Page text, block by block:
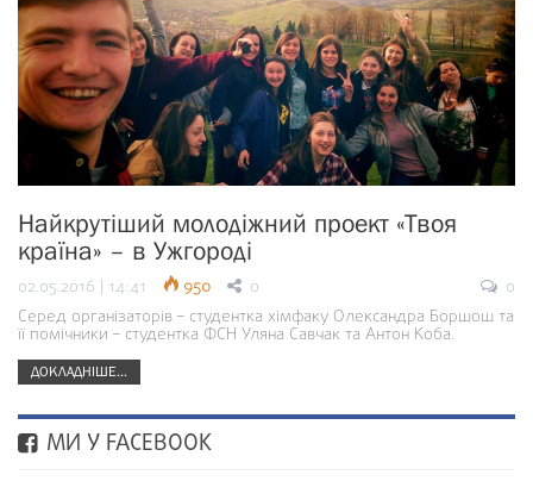
Найкрутіший молодіжний проект «Твоя
країна» – в Ужгороді
02.05.2016 | 14:41 950 0
0
Серед організаторів – студентка хімфаку Олександра Боршош та
її помічники – студентка ФСН Уляна Савчак та Антон Коба.
ДОКЛАДНІШЕ...
МИ У FACEBOOK